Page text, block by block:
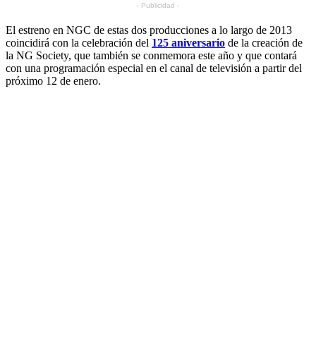
- Publicidad -
El estreno en NGC de estas dos producciones a lo largo de 2013
coincidirá con la celebración del 125 aniversario de la creación de
la NG Society, que también se conmemora este año y que contará
con una programación especial en el canal de televisión a partir del
próximo 12 de enero.